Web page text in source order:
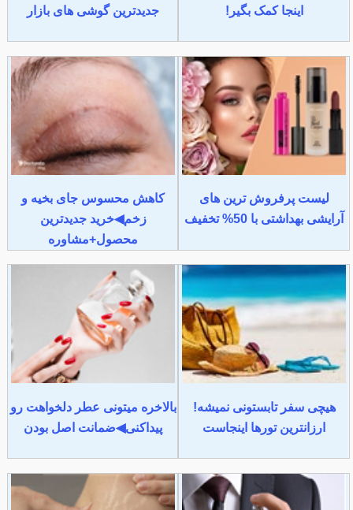
اینجا کمک بگیر!
جدیدترین گوشی های بازار
لیست پرفروش ترین های
آرایشی بهداشتی با 50% تخفیف
کاهش محسوس جای بخیه و
زخم◀خرید جدیدترین
محصول+مشاوره
هیچی سفر تابستونی نمیشه!
ارزانترین تورها اینجاست
بالاخره میتونی عطر دلخواهت رو
پیداکنی◀ضمانت اصل بودن